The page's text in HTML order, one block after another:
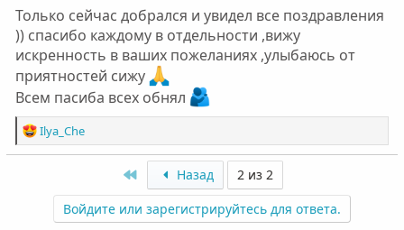
Только сейчас добрался и увидел все поздравления
)) спасибо каждому в отдельности ,вижу
искренность в ваших пожеланиях ,улыбаюсь от
приятностей сижу
Всем пасиба всех обнял
Р
е
Ilya_Che
First Назад
2 из 2
Войдите или зарегистрируйтесь для ответа.